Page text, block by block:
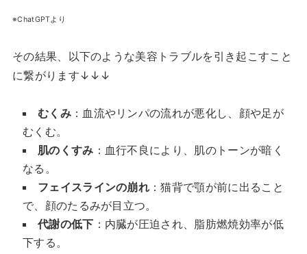
※ChatGPTより
その結果、以下のような美容トラブルを引き起こすこと
に繋がります↓↓↓
むくみ：血流やリンパの流れが悪化し、顔や足が
むくむ。
肌のくすみ ：血行不良により、肌のトーンが暗く
なる。
フェイスラインの崩れ ：猫背で顎が前に出ること
で、顔のたるみが目立つ。
代謝の低下 ：内臓が圧迫され、脂肪燃焼効率が低
下する。